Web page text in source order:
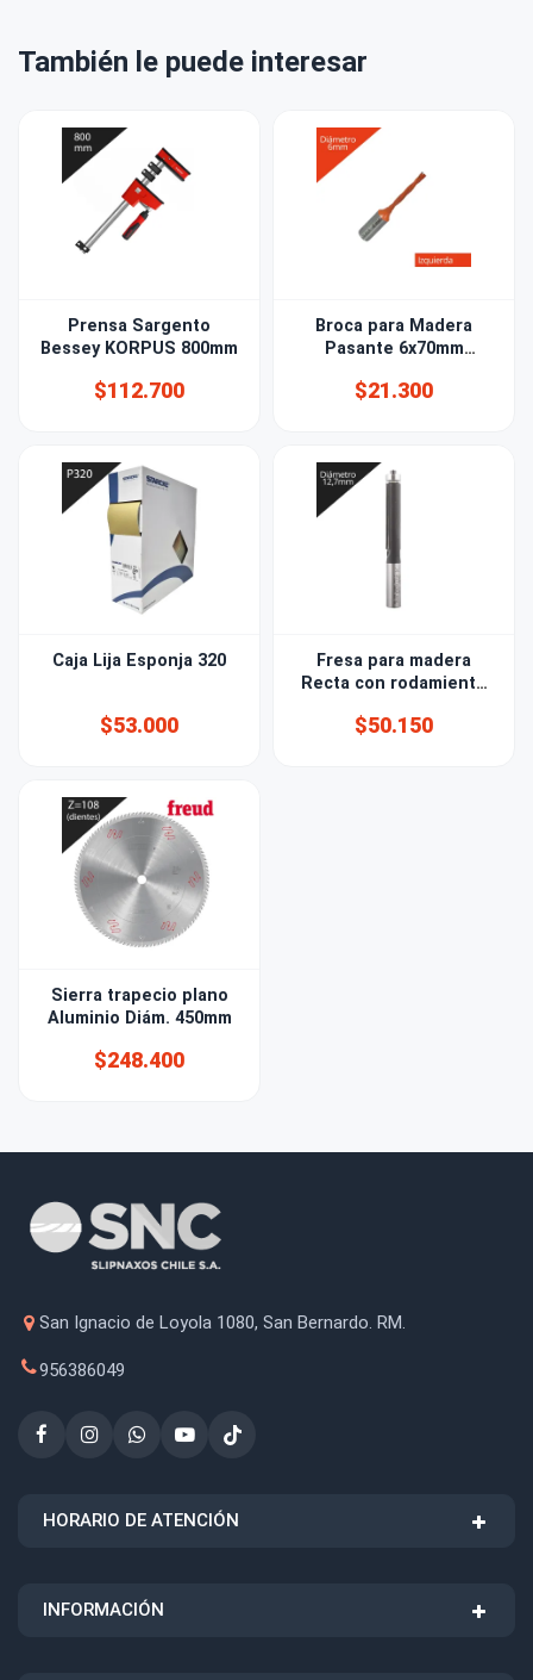
También le puede interesar
Prensa Sargento
Bessey KORPUS 800mm
$112.700
Broca para Madera
Pasante 6x70mm
$21.300
Caja Lija Esponja 320
$53.000
Fresa para madera
Recta con rodamiento
$50.150
Sierra trapecio plano
Aluminio Diám. 450mm
$248.400
San Ignacio de Loyola 1080, San Bernardo. RM.
956386049
HORARIO DE ATENCIÓN
INFORMACIÓN